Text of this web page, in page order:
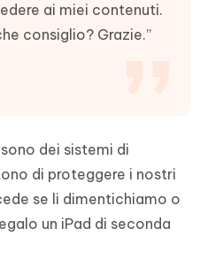
ai miei contenuti.
consiglio? Grazie.”
dei sistemi di
di proteggere i nostri
se li dimentichiamo o
un iPad di seconda